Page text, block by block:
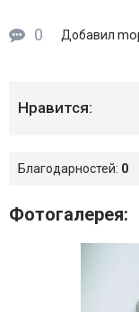
0 Добавил
Нравится:
Благодарностей: 0
Фотогалерея: